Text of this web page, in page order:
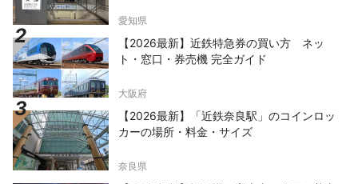
愛知県
【2026最新】近鉄特急券の買い方 ネッ
ト・窓口・券売機 完全ガイド
大阪府
【2026最新】「近鉄奈良駅」のコインロッ
カーの場所・料金・サイズ
奈良県